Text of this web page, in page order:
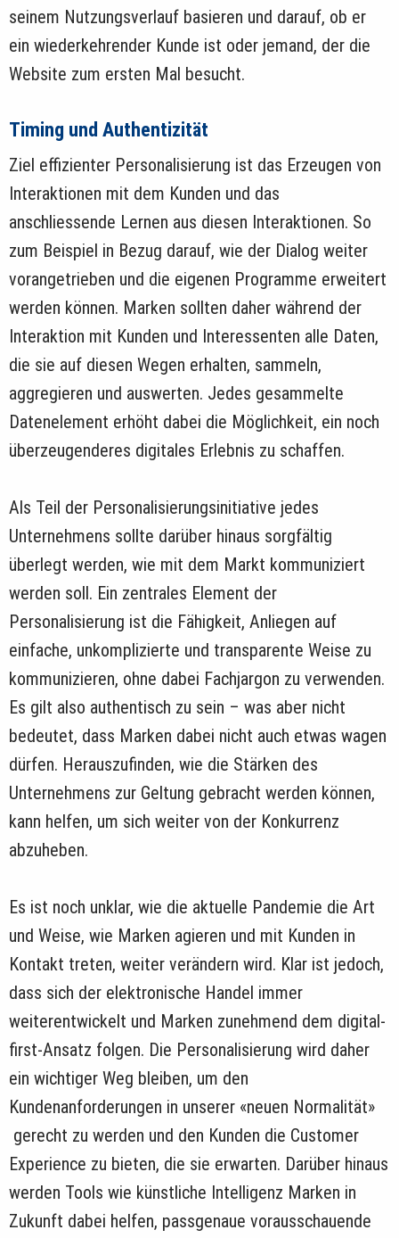
seinem Nutzungsverlauf basieren und darauf, ob er
ein wiederkehrender Kunde ist oder jemand, der die
Website zum ersten Mal besucht.
Timing und Authentizität
Ziel effizienter Personalisierung ist das Erzeugen von
Interaktionen mit dem Kunden und das
anschliessende Lernen aus diesen Interaktionen. So
zum Beispiel in Bezug darauf, wie der Dialog weiter
vorangetrieben und die eigenen Programme erweitert
werden können. Marken sollten daher während der
Interaktion mit Kunden und Interessenten alle Daten,
die sie auf diesen Wegen erhalten, sammeln,
aggregieren und auswerten. Jedes gesammelte
Datenelement erhöht dabei die Möglichkeit, ein noch
überzeugenderes digitales Erlebnis zu schaffen.
Als Teil der Personalisierungsinitiative jedes
Unternehmens sollte darüber hinaus sorgfältig
überlegt werden, wie mit dem Markt kommuniziert
werden soll. Ein zentrales Element der
Personalisierung ist die Fähigkeit, Anliegen auf
einfache, unkomplizierte und transparente Weise zu
kommunizieren, ohne dabei Fachjargon zu verwenden.
Es gilt also authentisch zu sein – was aber nicht
bedeutet, dass Marken dabei nicht auch etwas wagen
dürfen. Herauszufinden, wie die Stärken des
Unternehmens zur Geltung gebracht werden können,
kann helfen, um sich weiter von der Konkurrenz
abzuheben.
Es ist noch unklar, wie die aktuelle Pandemie die Art
und Weise, wie Marken agieren und mit Kunden in
Kontakt treten, weiter verändern wird. Klar ist jedoch,
dass sich der elektronische Handel immer
weiterentwickelt und Marken zunehmend dem digital-
first-Ansatz folgen. Die Personalisierung wird daher
ein wichtiger Weg bleiben, um den
Kundenanforderungen in unserer «neuen Normalität»
gerecht zu werden und den Kunden die Customer
Experience zu bieten, die sie erwarten. Darüber hinaus
werden Tools wie künstliche Intelligenz Marken in
Zukunft dabei helfen, passgenaue vorausschauende